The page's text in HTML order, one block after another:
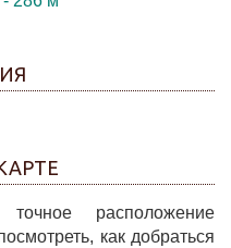
расположение
как добраться